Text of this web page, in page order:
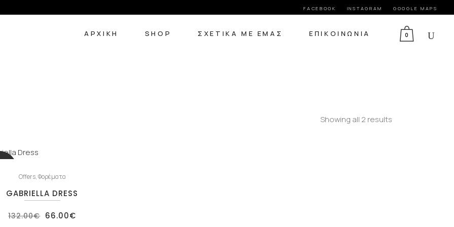
FACEBOOK INSTAGRAM GOOGLE MAPS
0
ΑΡΧΙΚΉ SHOP ΣΧΕΤΙΚΆ ΜΕ ΕΜΆΣ ΕΠΙΚΟΙΝΩΝΊΑ
Showing all 2 results
Offers,Φορέματα
GABRIELLA DRESS
132.00€ Original
price
66.00€